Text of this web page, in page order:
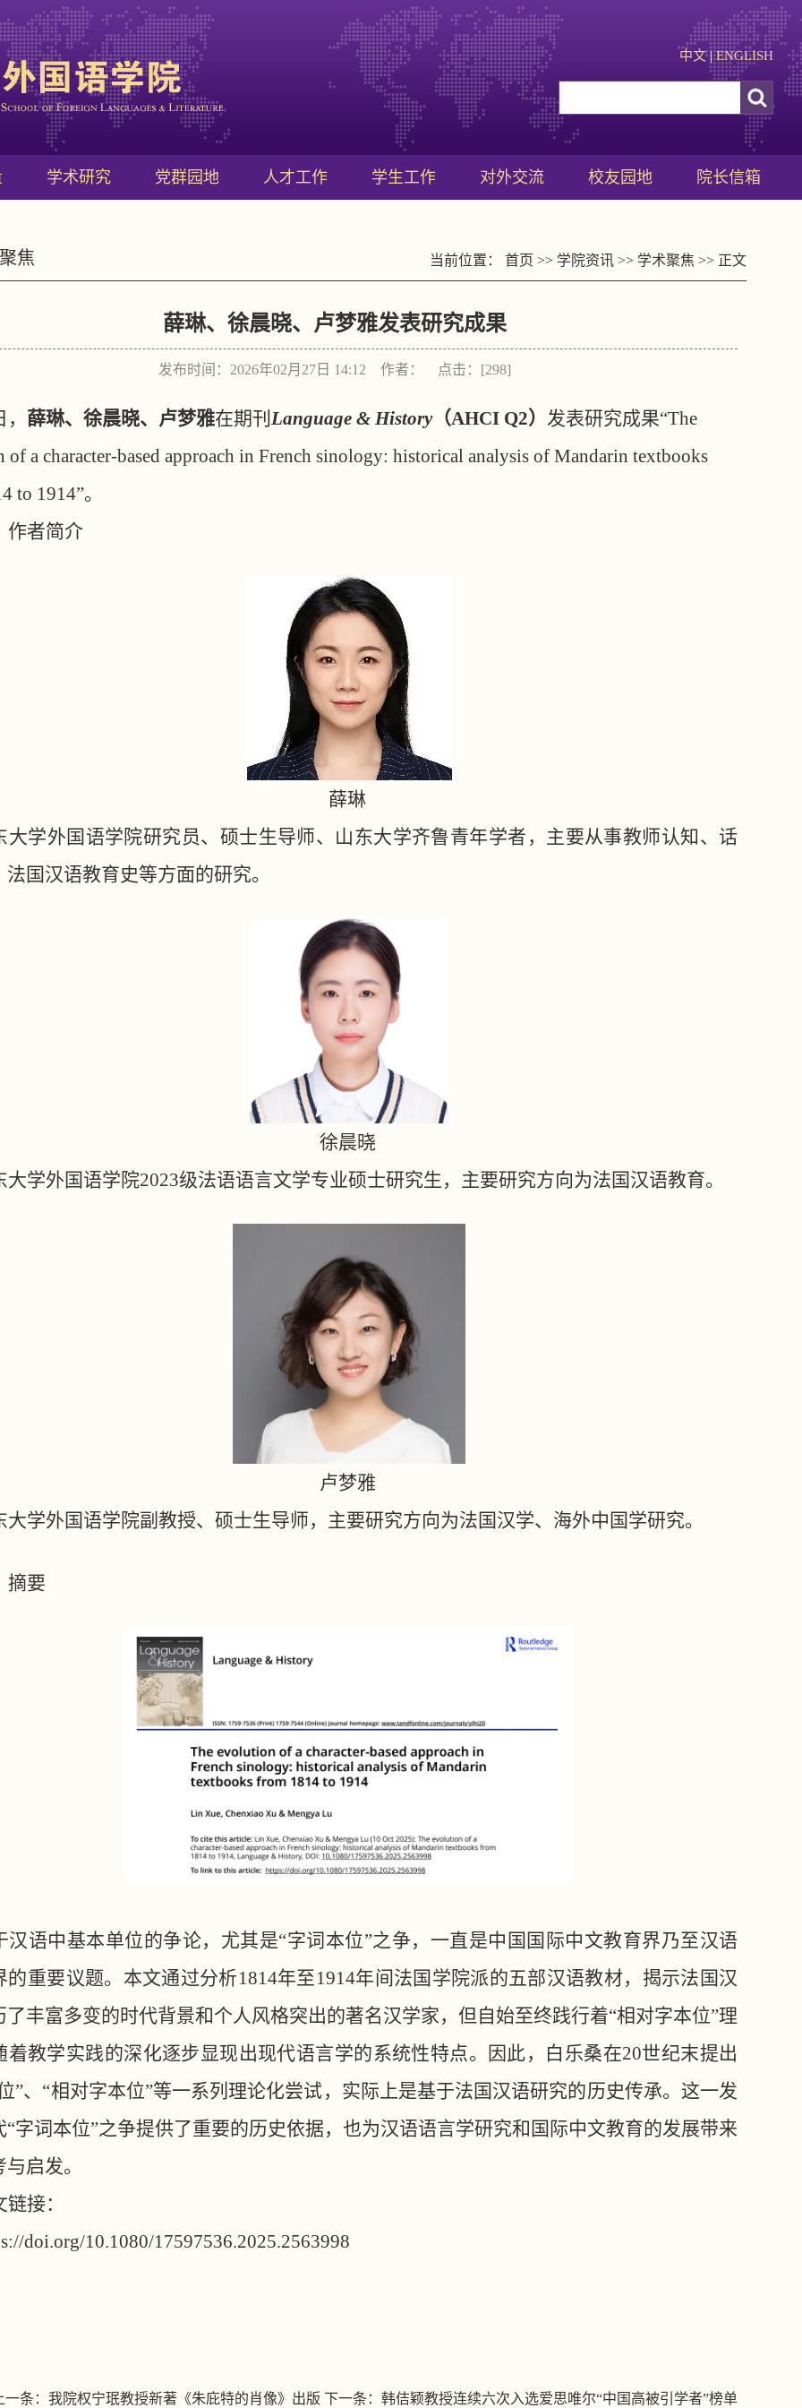
中文|ENGLISH
学术研究 党群园地 人才工作 学生工作 对外交流 校友园地 院长信箱
焦 当前位置： 首页 >> 学院资讯 >> 学术聚焦 >> 正文
薛琳、徐晨晓、卢梦雅发表研究成果
发布时间：2026年02月27日 14:12 作者： 点击：[298]
薛琳、徐晨晓、卢梦雅在期刊 Language & History（AHCI Q2） 发表研究成果“The
of a character-based approach in French sinology: historical analysis of Mandarin textbooks
to 1914”。
作者简介
薛琳
大学外国语学院研究员、硕士生导师、山东大学齐鲁青年学者，主要从事教师认知、话
国汉语教育史等方面的研究。
徐晨晓
大学外国语学院2023级法语语言文学专业硕士研究生，主要研究方向为法国汉语教育。
卢梦雅
大学外国语学院副教授、硕士生导师，主要研究方向为法国汉学、海外中国学研究。
摘要
汉语中基本单位的争论，尤其是“字词本位”之争，一直是中国国际中文教育界乃至汉语
的重要议题。本文通过分析1814年至1914年间法国学院派的五部汉语教材，揭示法国汉
了丰富多变的时代背景和个人风格突出的著名汉学家，但自始至终践行着“相对字本位”理
着教学实践的深化逐步显现出现代语言学的系统性特点。因此，白乐桑在20世纪末提出
”、“相对字本位”等一系列理论化尝试，实际上是基于法国汉语研究的历史传承。这一发
“字词本位”之争提供了重要的历史依据，也为汉语语言学研究和国际中文教育的发展带来
启发。
接：
doi.org/10.1080/17597536.2025.2563998
一条： 我院权宁珉教授新著《朱庇特的肖像》出版 下一条： 韩佶颖教授连续六次入选爱思唯尔“中国高被引学者”榜单